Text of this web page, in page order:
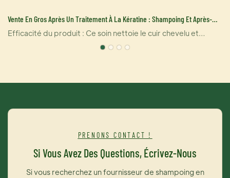
Vente En Gros Après Un Traitement À La Kératine : Shampoing Et Après-
Shampoing Quotidiens Réparateurs À La Kératine Bio.
Efficacité du produit : Ce soin nettoie le cuir chevelu et
élimine l’excès de sébum, laissant les cheveux brillants, doux
cheveux.
PRENONS CONTACT !
Si Vous Avez Des Questions, Écrivez-Nous
Si vous recherchez un fournisseur de shampoing en